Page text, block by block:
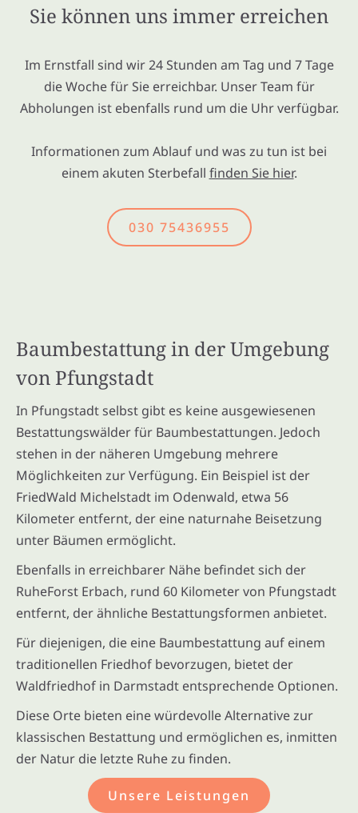
Sie können uns immer erreichen
Im Ernstfall sind wir 24 Stunden am Tag und 7 Tage
die Woche für Sie erreichbar. Unser Team für
Abholungen ist ebenfalls rund um die Uhr verfügbar.
Informationen zum Ablauf und was zu tun ist bei
einem akuten Sterbefall finden Sie hier.
030 75436955
Baumbestattung in der Umgebung
von Pfungstadt
In Pfungstadt selbst gibt es keine ausgewiesenen
Bestattungswälder für Baumbestattungen. Jedoch
stehen in der näheren Umgebung mehrere
Möglichkeiten zur Verfügung. Ein Beispiel ist der
FriedWald Michelstadt im Odenwald, etwa 56
Kilometer entfernt, der eine naturnahe Beisetzung
unter Bäumen ermöglicht.
Ebenfalls in erreichbarer Nähe befindet sich der
RuheForst Erbach, rund 60 Kilometer von Pfungstadt
entfernt, der ähnliche Bestattungsformen anbietet.
Für diejenigen, die eine Baumbestattung auf einem
traditionellen Friedhof bevorzugen, bietet der
Waldfriedhof in Darmstadt entsprechende Optionen.
Diese Orte bieten eine würdevolle Alternative zur
klassischen Bestattung und ermöglichen es, inmitten
der Natur die letzte Ruhe zu finden.
Unsere Leistungen